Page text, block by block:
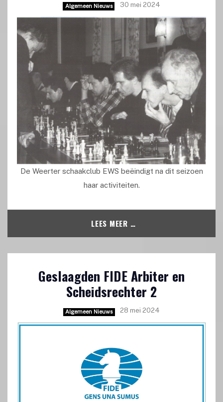
Algemeen Nieuws 30 mei 2024
De Weerter schaakclub EWS beëindigt na dit seizoen
haar activiteiten.
LEES MEER …
Geslaagden FIDE Arbiter en
Scheidsrechter 2
Algemeen Nieuws 28 mei 2024